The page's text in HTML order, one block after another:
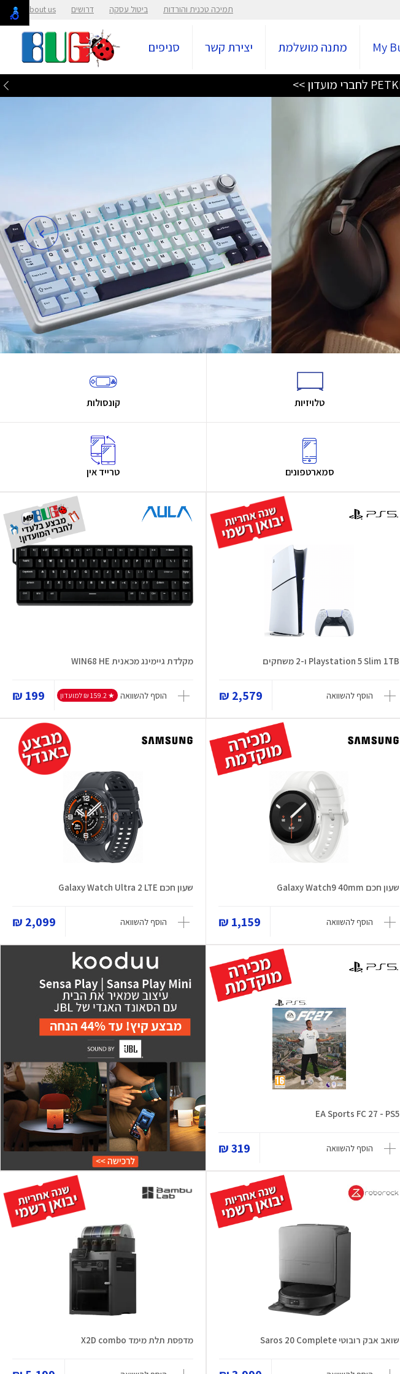
תמיכה טכנית והורדות ביטול עסקה דרושים About us
מתנה מושלמת יצירת קשר סניפים
טלויזיות קונסולות
סמארטפונים טרייד אין
Playstation 5 Slim 1TB ו-2 משחקים
הוסף להשוואה 2,579 ₪
מקלדת גיימינג מכאנית WIN68 HE
הוסף להשוואה ★ 159.2 ₪ למועדון 199 ₪
שעון חכם Galaxy Watch9 40mm
הוסף להשוואה 1,159 ₪
שעון חכם Galaxy Watch Ultra 2 LTE
הוסף להשוואה 2,099 ₪
EA Sports FC 27 - PS5
הוסף להשוואה 319 ₪
שואב אבק רובוטי Saros 20 Complete מדפסת תלת מימד X2D combo